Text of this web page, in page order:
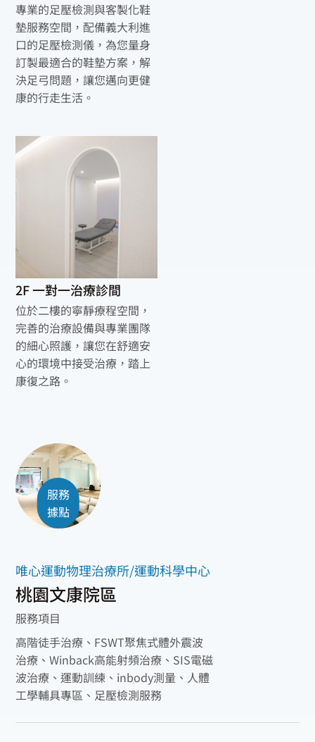
專業的足壓檢測與客製化鞋
墊服務空間，配備義大利進
口的足壓檢測儀，為您量身
訂製最適合的鞋墊方案，解
決足弓問題，讓您邁向更健
康的行走生活。
2F 一對一治療診間
位於二樓的寧靜療程空間，
完善的治療設備與專業團隊
的細心照護，讓您在舒適安
心的環境中接受治療，踏上
康復之路。
服務
據點
唯心運動物理治療所/運動科學中心
桃園文康院區
服務項目
高階徒手治療、FSWT聚焦式體外震波
治療、Winback高能射頻治療、SIS電磁
波治療、運動訓練、inbody測量、人體
工學輔具專區、足壓檢測服務